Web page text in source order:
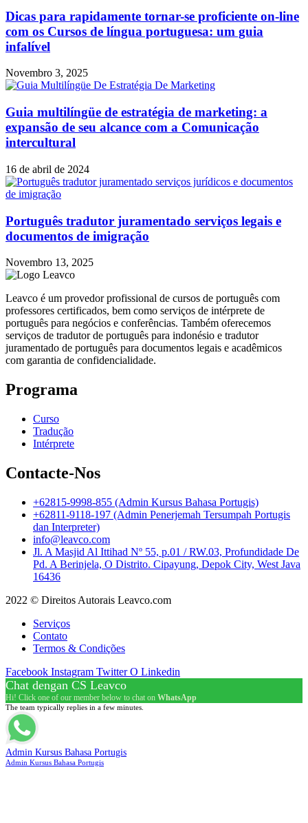
Dicas para rapidamente tornar-se proficiente on-line
com os Cursos de língua portuguesa: um guia
infalível
Novembro 3, 2025
Guia multilíngüe de estratégia de marketing: a
expansão de seu alcance com a Comunicação
intercultural
16 de abril de 2024
Português tradutor juramentado serviços legais e
documentos de imigração
Novembro 13, 2025
Leavco é um provedor profissional de cursos de português com
professores certificados, bem como serviços de intérprete de
português para negócios e conferências. Também oferecemos
serviços de tradutor de português para indonésio e tradutor
juramentado de português para documentos legais e acadêmicos
com garantia de confidencialidade.
Programa
Curso
Tradução
Intérprete
Contacte-Nos
+62815-9998-855 (Admin Kursus Bahasa Portugis)
+62811-9118-197 (Admin Penerjemah Tersumpah Portugis
dan Interpreter)
info@leavco.com
Jl. A Masjid Al Ittihad Nº 55, p.01 / RW.03, Profundidade De
Pd. A Berinjela, O Distrito. Cipayung, Depok City, West Java
16436
2022 © Direitos Autorais Leavco.com
Serviços
Contato
Termos & Condições
Facebook Instagram Twitter O Linkedin
Chat dengan CS Leavco
Hi! Click one of our member below to chat on WhatsApp
The team typically replies in a few minutes.
Admin Kursus Bahasa Portugis
Admin Kursus Bahasa Portugis